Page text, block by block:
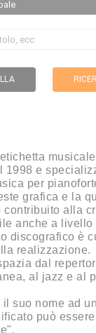
1998 e
per
grafica e la
contribuito alla
anche a livello
discografico è
realizzazione.
dal
al jazz e al
il suo nome ad
può